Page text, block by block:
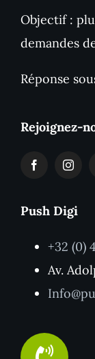
Objectif :
demandes
Réponse
Rejoignez-
Push Digi
+32 (0)
Av.